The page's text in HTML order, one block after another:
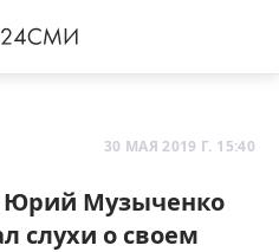
30 МАЯ 2019 Г. 15:40
Юрий Музыченко
слухи о своем